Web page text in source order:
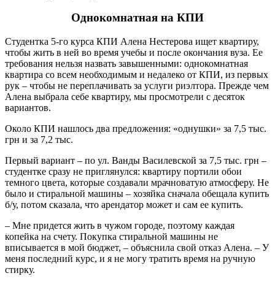
Однокомнатная на КПИ
Студентка 5-го курса КПИ Алена Нестерова ищет квартиру,
чтобы жить в ней во время учебы и после окончания вуза. Ее
требования нельзя назвать завышенными: однокомнатная
квартира со всем необходимым и недалеко от КПИ, из первых
рук – чтобы не переплачивать за услуги риэлтора. Прежде чем
Алена выбрала себе квартиру, мы просмотрели с десяток
вариантов.
Около КПИ нашлось два предложения: «однушки» за 7,5 тыс.
грн и за 7,2 тыс.
Первый вариант – по ул. Ванды Василевской за 7,5 тыс. грн –
студентке сразу не приглянулся: квартиру портили обои
темного цвета, которые создавали мрачноватую атмосферу. Не
было и стиральной машины – хозяйка сначала обещала купить
б/у, потом сказала, что арендатор может и сам ее купить.
– Мне придется жить в чужом городе, поэтому каждая
копейка на счету. Покупка стиральной машины не
вписывается в мой бюджет, – объяснила свой отказ Алена. – У
меня последний курс, и я не могу тратить время на ручную
стирку.